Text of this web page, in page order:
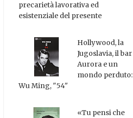
precarietà lavorativa ed
esistenziale del presente
Hollywood, la
Jugoslavia, il bar
Aurora e un
mondo perduto:
Wu Ming, "54"
«Tu pensi che